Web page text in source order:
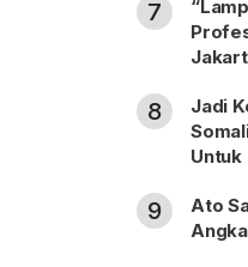
7
8
Jadi
Untuk
9
Ato